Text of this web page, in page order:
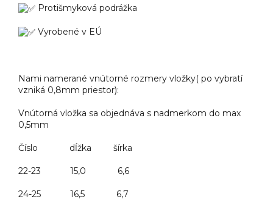
Protišmyková podrážka
Vyrobené v EÚ
Nami namerané vnútorné rozmery vložky( po vybratí
vzniká 0,8mm priestor)­­:
Vnútorná vložka sa objednáva s nadmerkom do max
0,5mm
Číslo dĺžka šírka
22-23 15,0 6,6
24-25 16,5 6,7